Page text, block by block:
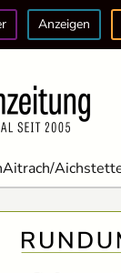
Anzeigen
Aitrach/